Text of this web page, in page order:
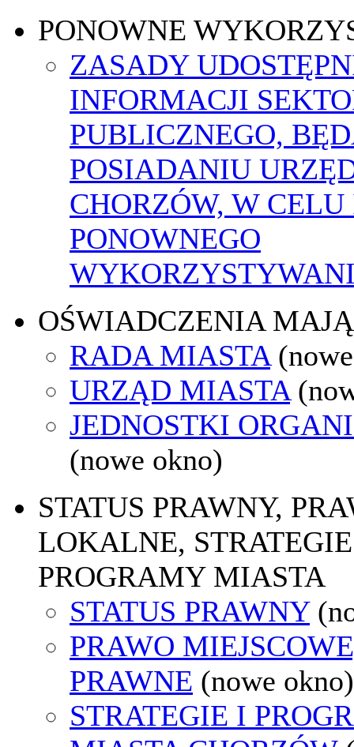
PONOWNE
ZASADY
INFORMACJI
PUBLICZNEGO,
POSIADANIU
CHORZÓW, W
PONOWNEGO
OŚWIADCZENIA
RADA MIASTA
URZĄD MIASTA
JEDNOSTKI
(nowe okno)
STATUS PRAWNY,
LOKALNE,
PROGRAMY MIASTA
STATUS PRAWNY
PRAWO
PRAWNE (nowe okno)
STRATEGIE I